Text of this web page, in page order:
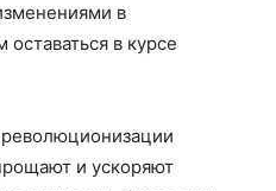
в
в курсе
и ускоряют